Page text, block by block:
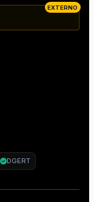
EXTERNO
DGERT